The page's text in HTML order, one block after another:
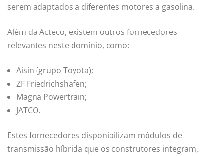
serem adaptados a diferentes motores a gasolina.
Além da Acteco, existem outros fornecedores
relevantes neste domínio, como:
Aisin (grupo Toyota);
ZF Friedrichshafen;
Magna Powertrain;
JATCO.
Estes fornecedores disponibilizam módulos de
transmissão híbrida que os construtores integram,